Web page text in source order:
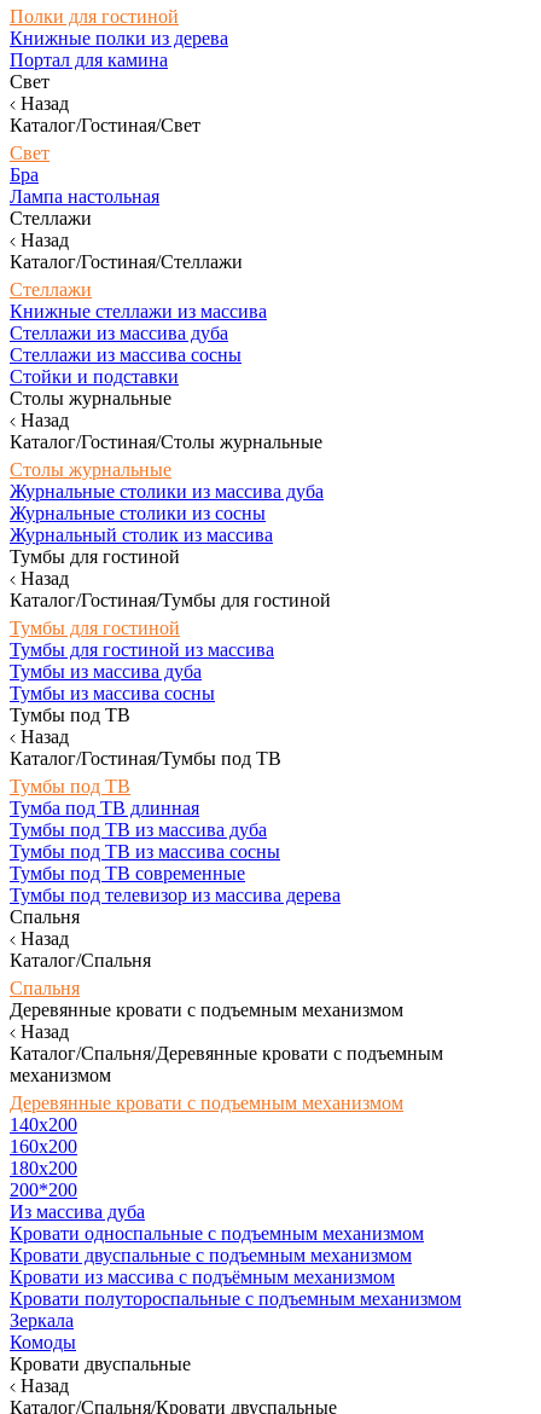
Полки для гостиной
Книжные полки из дерева
Портал для камина
Свет
Назад
Каталог/Гостиная/Свет
Свет
Бра
Лампа настольная
Стеллажи
Назад
Каталог/Гостиная/Стеллажи
Стеллажи
Книжные стеллажи из массива
Стеллажи из массива дуба
Стеллажи из массива сосны
Стойки и подставки
Столы журнальные
Назад
Каталог/Гостиная/Столы журнальные
Столы журнальные
Журнальные столики из массива дуба
Журнальные столики из сосны
Журнальный столик из массива
Тумбы для гостиной
Назад
Каталог/Гостиная/Тумбы для гостиной
Тумбы для гостиной
Тумбы для гостиной из массива
Тумбы из массива дуба
Тумбы из массива сосны
Тумбы под ТВ
Назад
Каталог/Гостиная/Тумбы под ТВ
Тумбы под ТВ
Тумба под ТВ длинная
Тумбы под ТВ из массива дуба
Тумбы под ТВ из массива сосны
Тумбы под ТВ современные
Тумбы под телевизор из массива дерева
Спальня
Назад
Каталог/Спальня
Спальня
Деревянные кровати с подъемным механизмом
Назад
Каталог/Спальня/Деревянные кровати с подъемным
механизмом
Деревянные кровати с подъемным механизмом
140x200
160х200
180х200
200*200
Из массива дуба
Кровати односпальные с подъемным механизмом
Кровати двуспальные с подъемным механизмом
Кровати из массива с подъёмным механизмом
Кровати полутороспальные с подъемным механизмом
Зеркала
Комоды
Кровати двуспальные
Назад
Каталог/Спальня/Кровати двуспальные